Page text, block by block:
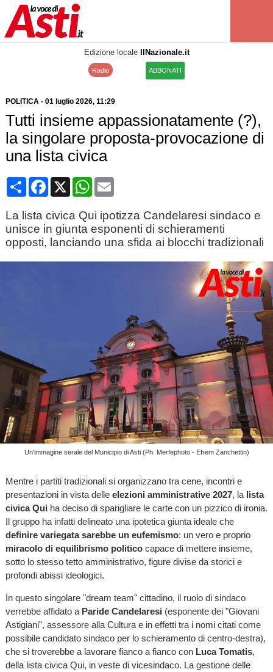
Edizione locale IlNazionale.it
Radio ABBONATI
POLITICA- 01 luglio 2026, 11:29
Tutti insieme appassionatamente (?),
la singolare proposta-provocazione di
una lista civica
CondividiFacebook
X WhatsApp
Email
La lista civica Qui ipotizza Candelaresi sindaco e
unisce in giunta esponenti di schieramenti
opposti, lanciando una sfida ai blocchi tradizionali
Un'immagine serale del Municipio di Asti (Ph. Merfephoto - Efrem Zanchettin)
Mentre i partiti tradizionali si organizzano tra cene, incontri e
presentazioni in vista delle elezioni amministrative 2027, la lista
civica Qui ha deciso di sparigliare le carte con un pizzico di ironia.
Il gruppo ha infatti delineato una ipotetica giunta ideale che
definire variegata sarebbe un eufemismo: un vero e proprio
miracolo di equilibrismo politicocapace di mettere insieme,
sotto lo stesso tetto amministrativo, figure divise da storici e
profondi abissi ideologici.
In questo singolare "dream team" cittadino, il ruolo di sindaco
verrebbe affidato a Paride Candelaresi (esponente dei "Giovani
Astigiani", assessore alla Cultura e in effetti tra i nomi citati come
possibile candidato sindaco per lo schieramento di centro-destra),
che si troverebbe a lavorare fianco a fianco con Luca Tomatis,
della lista civica Qui, in veste di vicesindaco. La gestione delle